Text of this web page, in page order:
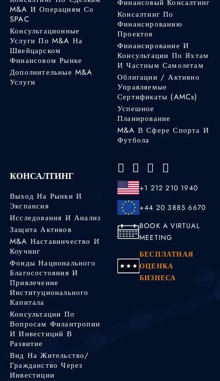
M&A И Операциям Со
SPAC
Консультационные
Услуги По M&A На
Швейцарском
Финансовом Рынке
Дополнительные M&A
Услуги
Финансовый Консалтинг
Консалтинг По
Финансированию
Проектов
Финансирование И
Консультации По Яхтам
И Частным Самолетам
Облигации / Активно
Управляемые
Сертификаты (AMCs)
Успешное
Планирование
M&A В Сфере Спорта И
Футбола
КОНСАЛТИНГ
Выход На Рынки И
Экспансия
Исследования И Анализ
Защита Активов
M&A Наставничество И
Коучинг
Фонды Национального
Благосостояния И
Привлечение
Институционального
Капитала
Консультации По
Вопросам Филантропии
И Инвестиций В
Развитие
Вид На Жительство/
Гражданство Через
Инвестиции
+1 212 210 1940
+44 20 3885 6670
BOOK A VIRTUAL
MEETING
БЕСПЛАТНАЯ
ОЦЕНКА
БИЗНЕСА